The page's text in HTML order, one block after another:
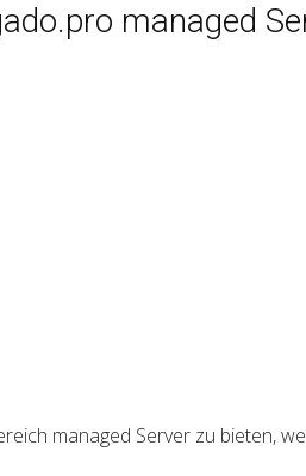
managed
managed Server zu bieten,